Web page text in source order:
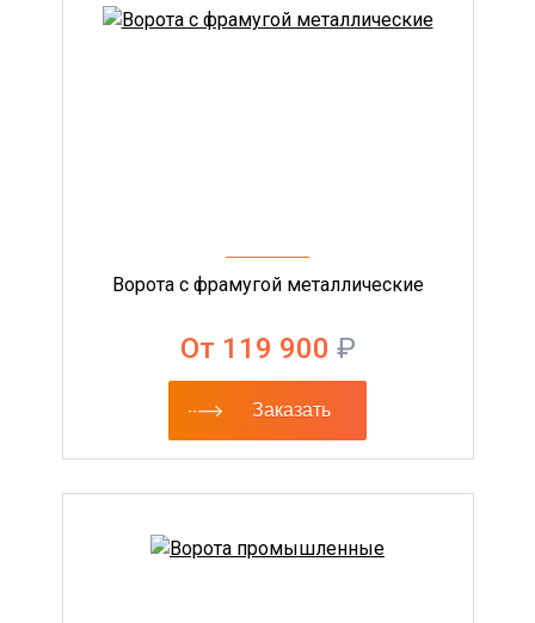
Ворота с фрамугой металлические
От 119 900 ₽
Заказать